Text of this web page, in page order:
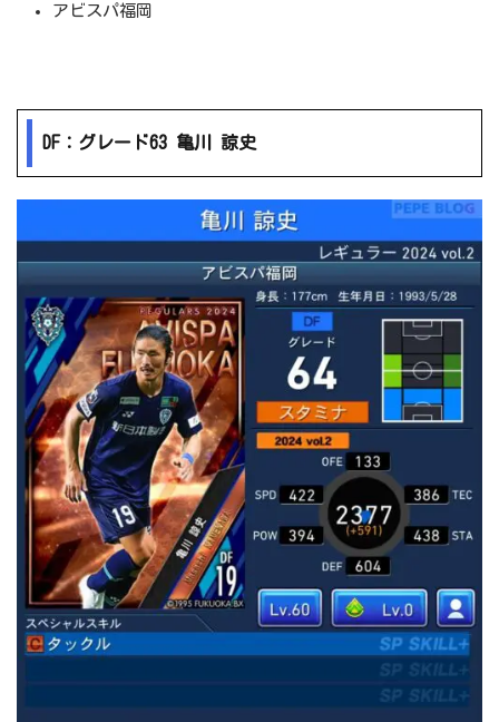
アビスパ福岡
DF：グレード63 亀川 諒史